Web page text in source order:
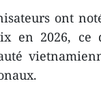
ont
en 2026, ce